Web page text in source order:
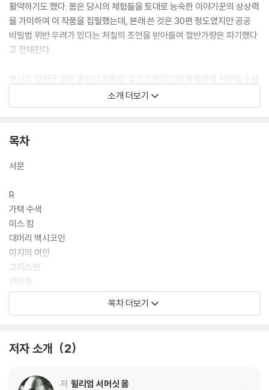
활약하기도 했다. 몸은 당시의 체험들을 토대로 능숙한 이야기꾼의 상상력
을 가미하여 이 작품을 집필했는데, 본래 쓴 것은 30편 정도였지만 공공
비밀법 위반 우려가 있다는 처칠의 조언을 받아들여 절반가량은 파기했다
고 전해진다.
멕시코 반란군 장군 출신의 독특한 살인 청부업자와 동행하며 지령을 수행
하게 되면서 벌어지는 인상적인 일화를 다룬 「대머리 멕시코인」, 영국 정부
의 골칫거리인 인도 독립 운동가와 그의 연인인 무용수 여인의 이야기를
쌓으며 그를 회유하거나 제거해야 하는 임무를 맡은 어셴든의 고민을 담은
대사의 뜻밖의 내밀한 과거를 듣게 된 이야기 「대사님」, 러시아로 가는 기
「우연한 동행」 등을 비롯한 총 16편의 작품들이 수록되어 있다.
소개 더보기
목차
서문
R
가택 수색
미스 킹
대머리 멕시코인
미지의 여인
그리스인
파리행
줄리아 라차리
대사님
우연한 동행
목차 더보기
저자 소개 2
저 윌리엄 서머싯 몸